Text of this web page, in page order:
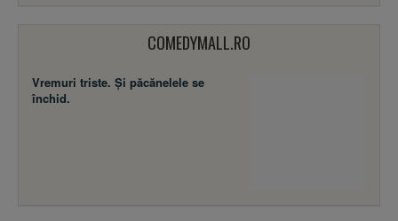
COMEDYMALL.RO
Vremuri triste. Şi păcănelele se
închid.